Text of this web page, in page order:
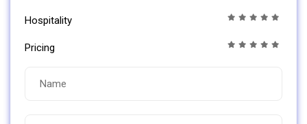
Hospitality
Pricing